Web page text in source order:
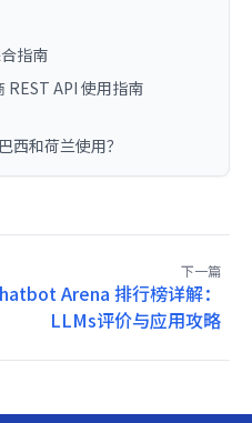
指南
REST API 使用指南
西和荷兰使用？
下一篇
Arena 排行榜详解：
LLMs评价与应用攻略